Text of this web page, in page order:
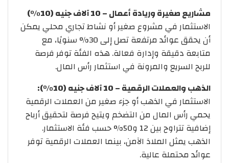
مشاريع صغيرة وريادة أعمال – 10 آلاف جنيه (10%)
الاستثمار في مشروع صغير أو نشاط تجاري محلي يمكن
أن يحقق عوائد مرتفعة تصل إلى 30% سنويًا، مع
متابعة دقيقة وإدارة فعالة. هذه الفئة توفر فرصة
للربح السريع والمرونة في استثمار رأس المال.
الذهب والعملات الرقمية – 10 آلاف جنيه (10%):
الاستثمار في الذهب أو جزء صغير من العملات الرقمية
يحمي رأس المال من التضخم ويتيح فرصة لتحقيق أرباح
إضافية تتراوح بين 12 و50% حسب فئة الاستثمار.
الذهب يمثل الملاذ الآمن، بينما العملات الرقمية توفر
عوائد محتملة عالية.